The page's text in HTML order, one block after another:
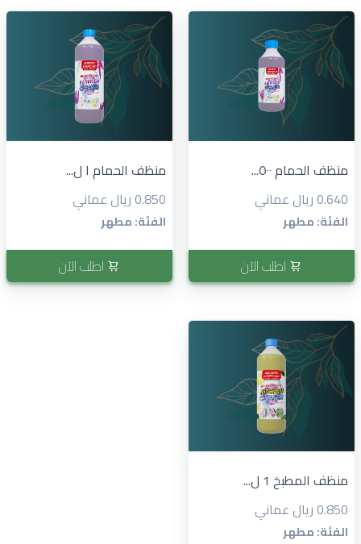
منظف الحمام ٥٠٠...
0.640 ريال عماني
الفئة: مطهر
اطلب الآن
منظف الحمام ١ ل...
0.850 ريال عماني
الفئة: مطهر
اطلب الآن
منظف المطبخ 1 ل...
0.850 ريال عماني
الفئة: مطهر